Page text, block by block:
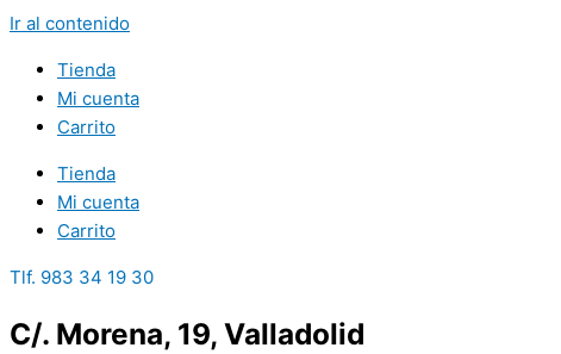
Ir al contenido
Tienda
Mi cuenta
Carrito
Tienda
Mi cuenta
Carrito
Tlf. 983 34 19 30
C/. Morena, 19, Valladolid